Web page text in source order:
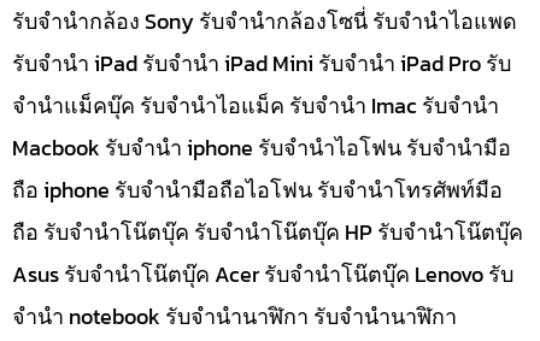
รับจำนำกล้อง Sony รับจำนำกล้องโซนี่ รับจำนำไอแพด
รับจำนำ iPad รับจำนำ iPad Mini รับจำนำ iPad Pro รับ
จำนำแม็คบุ๊ค รับจำนำไอแม็ค รับจำนำ Imac รับจำนำ
Macbook รับจำนำ iphone รับจำนำไอโฟน รับจำนำมือ
ถือ iphone รับจำนำมือถือไอโฟน รับจำนำโทรศัพท์มือ
ถือ รับจำนำโน๊ตบุ๊ค รับจำนำโน๊ตบุ๊ค HP รับจำนำโน๊ตบุ๊ค
Asus รับจำนำโน๊ตบุ๊ค Acer รับจำนำโน๊ตบุ๊ค Lenovo รับ
จำนำ notebook รับจำนำนาฬิกา รับจำนำนาฬิกา